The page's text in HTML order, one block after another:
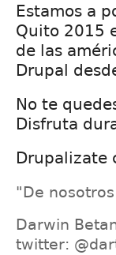
Estamos a
Quito 2015
de las
Drupal
No te
Disfruta
Drupalizate
"De
Darwin
twitter: